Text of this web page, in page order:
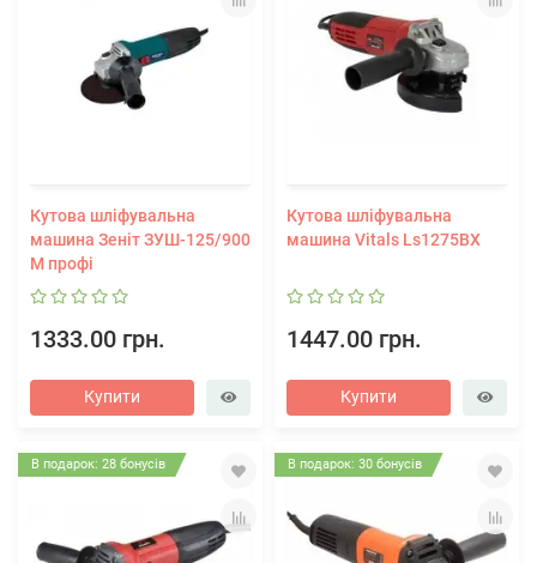
Кутова шліфувальна
машина Зеніт ЗУШ-125/900
М профі
1333.00 грн.
Купити
Кутова шліфувальна
машина Vitals Ls1275BX
1447.00 грн.
Купити
В подарок: 28 бонусів В подарок: 30 бонусів